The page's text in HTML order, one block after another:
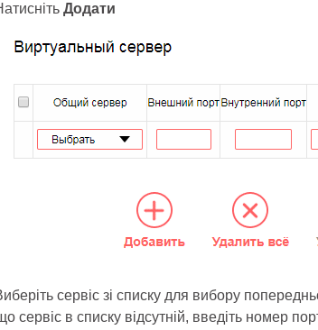
Додати
сервіс зі списку для вибору
сервіс в списку відсутній, введіть номер